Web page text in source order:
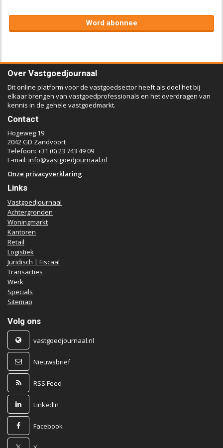
Word abonnee
Over Vastgoedjournaal
Dit online platform voor de vastgoedsector heeft als doel het bij
elkaar brengen van vastgoedprofessionals en het overdragen van
kennis in de gehele vastgoedmarkt.
Contact
Hogeweg 19
2042 GD Zandvoort
Telefoon: +31 (0) 23 743 49 09
E-mail: info@vastgoedjournaal.nl
Onze privacyverklaring
Links
Vastgoedjournaal
Achtergronden
Woningmarkt
Kantoren
Retail
Logistiek
Juridisch | Fiscaal
Transacties
Werk
Specials
Sitemap
Volg ons
vastgoedjournaal.nl
Nieuwsbrief
RSS Feed
LinkedIn
Facebook